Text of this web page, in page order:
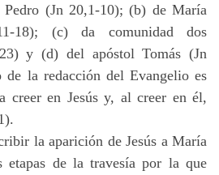
(Jn 20,1-10); (b) de María
18); (c) da comunidad dos
y (d) del apóstol Tomás (Jn
la redacción del Evangelio es
creer en Jesús y, al creer en él,
la aparición de Jesús a María
etapas de la travesía por la que